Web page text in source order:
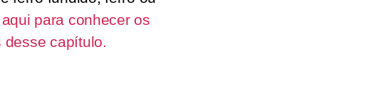
para conhecer os
desse capítulo.